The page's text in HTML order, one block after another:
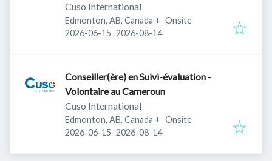
Cuso International
Edmonton, AB, Canada + Onsite
Published:
2026-06-15 Expires:
2026-08-14
Conseiller(ère) en Suivi-évaluation -
Volontaire au Cameroun
Cuso International
Edmonton, AB, Canada + Onsite
Published:
2026-06-15 Expires:
2026-08-14